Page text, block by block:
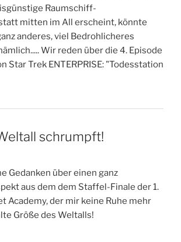
Raumschiff-
mitten im All erscheint, könnte
anderes, viel Bedrohlicheres
Wir reden über die 4. Episode
Star Trek ENTERPRISE: "Todesstation
schrumpft!
Gedanken über einen ganz
aus dem dem Staffel-Finale der 1.
Academy, der mir keine Ruhe mehr
Größe des Weltalls!